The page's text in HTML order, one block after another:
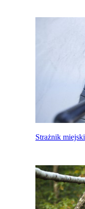
Strażnik miejski